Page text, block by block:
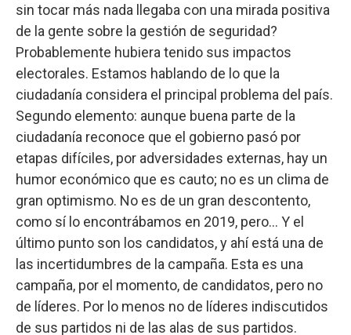
sin tocar más nada llegaba con una mirada positiva
de la gente sobre la gestión de seguridad?
Probablemente hubiera tenido sus impactos
electorales. Estamos hablando de lo que la
ciudadanía considera el principal problema del país.
Segundo elemento: aunque buena parte de la
ciudadanía reconoce que el gobierno pasó por
etapas difíciles, por adversidades externas, hay un
humor económico que es cauto; no es un clima de
gran optimismo. No es de un gran descontento,
como sí lo encontrábamos en 2019, pero… Y el
último punto son los candidatos, y ahí está una de
las incertidumbres de la campaña. Esta es una
campaña, por el momento, de candidatos, pero no
de líderes. Por lo menos no de líderes indiscutidos
de sus partidos ni de las alas de sus partidos.